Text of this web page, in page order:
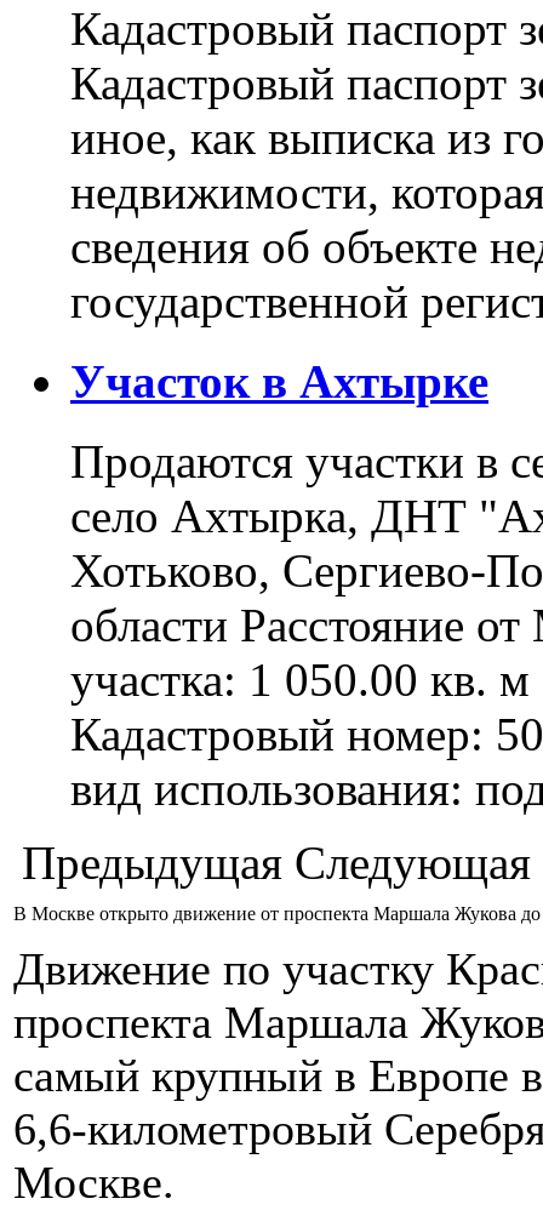
Кадастровый паспорт
Кадастровый паспорт
иное, как выписка из
недвижимости,
сведения об объекте
государственной
Участок в Ахтырке
Продаются участки в
село Ахтырка, ДНТ
Хотьково, Сергиево-
области Расстояние
участка: 1 050.00 кв.
Кадастровый номер:
вид использования:
Предыдущая Следующая
В Москве открыто движение от проспекта Маршала Жукова
Движение по участку
проспекта Маршала
самый крупный в Европе
6,6-километровый
Москве.